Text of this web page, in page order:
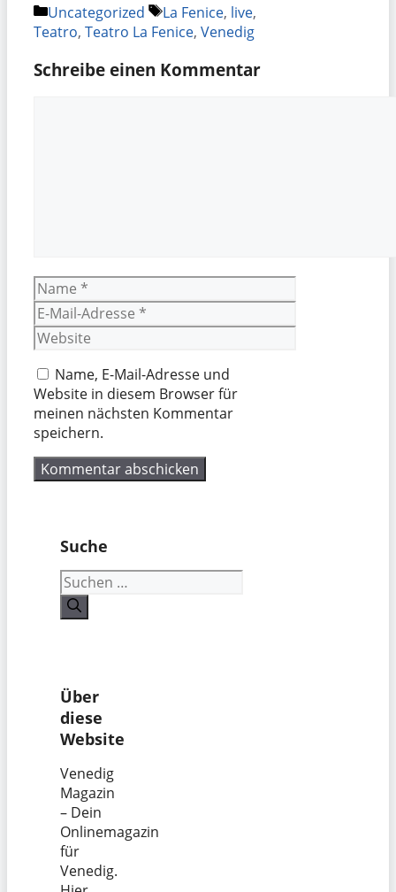
Kategorien
Uncategorized Schlagwörter
La Fenice, live,
Teatro, Teatro La Fenice, Venedig
Schreibe einen Kommentar
Name
E-
Mail-
Adresse
Website
Name, E-Mail-Adresse und
Website in diesem Browser für
meinen nächsten Kommentar
speichern.
Suche
Suchen
nach:
Über
diese
Website
Venedig
Magazin
– Dein
Onlinemagazin
für
Venedig.